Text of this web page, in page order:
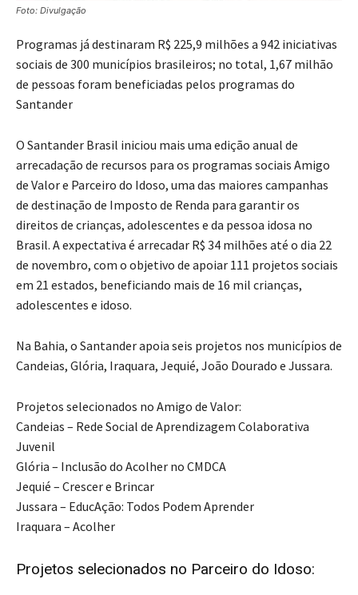
Foto: Divulgação
Programas já destinaram R$ 225,9 milhões a 942 iniciativas
sociais de 300 municípios brasileiros; no total, 1,67 milhão
de pessoas foram beneficiadas pelos programas do
Santander
O Santander Brasil iniciou mais uma edição anual de
arrecadação de recursos para os programas sociais Amigo
de Valor e Parceiro do Idoso, uma das maiores campanhas
de destinação de Imposto de Renda para garantir os
direitos de crianças, adolescentes e da pessoa idosa no
Brasil. A expectativa é arrecadar R$ 34 milhões até o dia 22
de novembro, com o objetivo de apoiar 111 projetos sociais
em 21 estados, beneficiando mais de 16 mil crianças,
adolescentes e idoso.
Na Bahia, o Santander apoia seis projetos nos municípios de
Candeias, Glória, Iraquara, Jequié, João Dourado e Jussara.
Projetos selecionados no Amigo de Valor:
Candeias – Rede Social de Aprendizagem Colaborativa
Juvenil
Glória – Inclusão do Acolher no CMDCA
Jequié – Crescer e Brincar
Jussara – EducAção: Todos Podem Aprender
Iraquara – Acolher
Projetos selecionados no Parceiro do Idoso: